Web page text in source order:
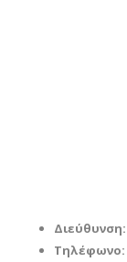
Διεύθυνση:
Τηλέφωνο: